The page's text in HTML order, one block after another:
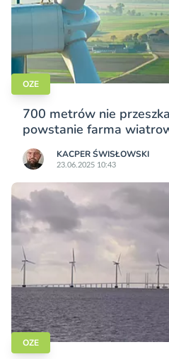
OZE
700 metrów nie
powstanie farma
KACPER ŚWISŁO­WSKI
23.06.2025 10:43
OZE